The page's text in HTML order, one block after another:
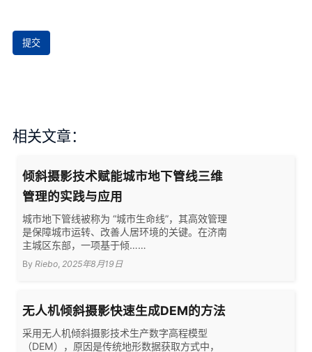
提交
相关文章：
倾斜摄影技术赋能城市地下管线三维
管理的实践与应用
城市地下管线被称为 “城市生命线”，其高效管理
是保障城市运转、改善人居环境的关键。在济南
主城区东部，一项基于倾……
By Riebo, 2025年8月19日
无人机倾斜摄影快速生成DEM的方法
采用无人机倾斜摄影技术生产数字高程模型
（DEM），原因是传统地形数据获取方式中，